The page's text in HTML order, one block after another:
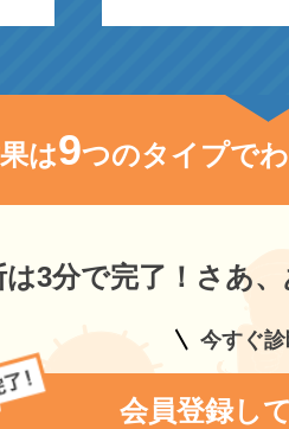
は9つのタイプで
は3分で完了！さあ
今すぐ診
会員登録し